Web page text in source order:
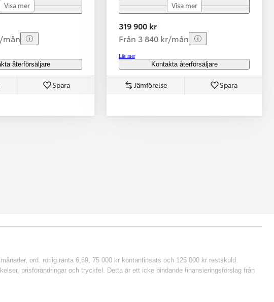
Visa mer
mån
återförsäljare
Spara
Visa mer
319 900 kr
Från 3 840 kr/mån
Läs mer
Kontakta återförsäljare
Jämförelse Spara
page
ord. rörlig ränta 6,69, 75 000 kr kontantinsats och 125 000 kr restskuld.
prisförändringar och tryckfel. Detta är ett icke bindande finansieringsförslag från